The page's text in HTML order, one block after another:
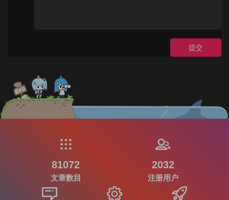
提交
81072
文章数目
2032
注册用户